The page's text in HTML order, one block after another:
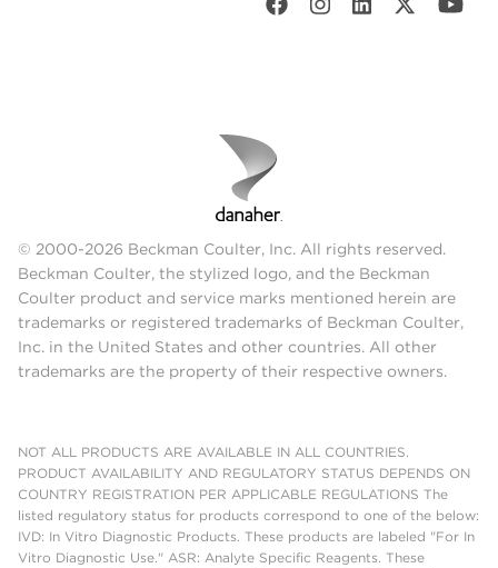
© 2000-2026 Beckman Coulter, Inc. All rights reserved.
Beckman Coulter, the stylized logo, and the Beckman
Coulter product and service marks mentioned herein are
trademarks or registered trademarks of Beckman Coulter,
Inc. in the United States and other countries. All other
trademarks are the property of their respective owners.
NOT ALL PRODUCTS ARE AVAILABLE IN ALL COUNTRIES.
PRODUCT AVAILABILITY AND REGULATORY STATUS DEPENDS ON
COUNTRY REGISTRATION PER APPLICABLE REGULATIONS The
listed regulatory status for products correspond to one of the below:
IVD: In Vitro Diagnostic Products. These products are labeled "For In
Vitro Diagnostic Use." ASR: Analyte Specific Reagents. These